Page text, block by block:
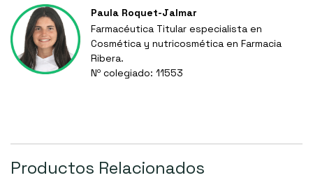
Paula Roquet-Jalmar
Farmacéutica Titular especialista en
Cosmética y nutricosmética en Farmacia
Ribera.
Nº colegiado: 11553
Productos Relacionados